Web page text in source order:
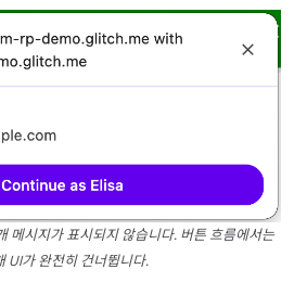
메시지가 표시되지 않습니다. 버튼 흐름에서는
UI가 완전히 건너뜁니다.